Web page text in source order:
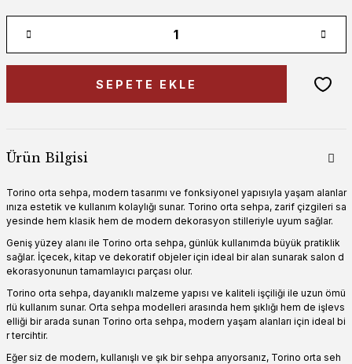
SEPETE EKLE
Ürün Bilgisi
Torino orta sehpa, modern tasarımı ve fonksiyonel yapısıyla yaşam alanlar
ınıza estetik ve kullanım kolaylığı sunar. Torino orta sehpa, zarif çizgileri sa
yesinde hem klasik hem de modern dekorasyon stilleriyle uyum sağlar.
Geniş yüzey alanı ile Torino orta sehpa, günlük kullanımda büyük pratiklik
sağlar. İçecek, kitap ve dekoratif objeler için ideal bir alan sunarak salon d
ekorasyonunun tamamlayıcı parçası olur.
Torino orta sehpa, dayanıklı malzeme yapısı ve kaliteli işçiliği ile uzun ömü
rlü kullanım sunar. Orta sehpa modelleri arasında hem şıklığı hem de işlevs
elliği bir arada sunan Torino orta sehpa, modern yaşam alanları için ideal bi
r tercihtir.
Eğer siz de modern, kullanışlı ve şık bir sehpa arıyorsanız, Torino orta seh